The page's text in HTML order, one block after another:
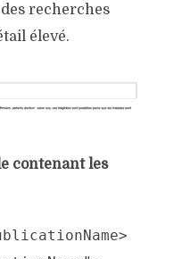
recherches
élevé.
contenant les